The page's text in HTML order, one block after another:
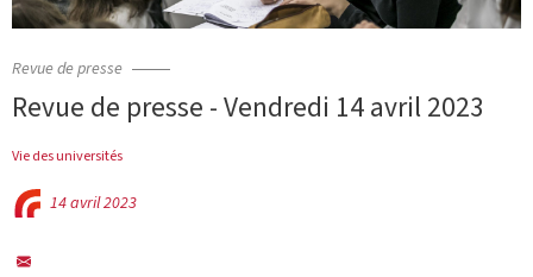
Revue de presse
Revue de presse - Vendredi 14 avril 2023
Vie des universités
14 avril 2023